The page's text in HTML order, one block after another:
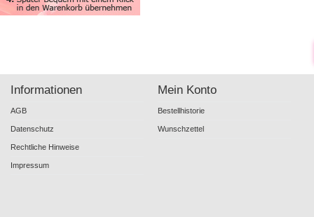
Informationen
AGB
Datenschutz
Rechtliche Hinweise
Impressum
Mein Konto
Bestellhistorie
Wunschzettel